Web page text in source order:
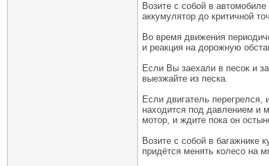
Возите с собой в
аккумулятор до критичной
Во время движения
и реакция на дорожную
Если Вы заехали в песок и
выезжайте из песка.
Если двигатель
находится под давлением и
мотор, и ждите пока он
Возите с собой в
придётся менять колесо на